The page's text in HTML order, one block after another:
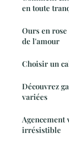
en toute
Ours en
de l'amour
Choisir un
Découvrez
variées
Agencement
irrésistible